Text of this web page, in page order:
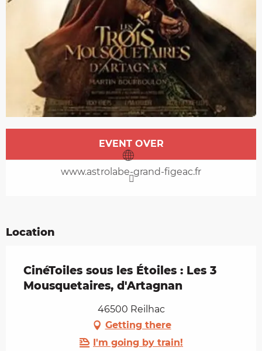
Opening hours & contact details
EVENT OVER
www.astrolabe-grand-figeac.fr
Location
CinéToiles sous les Étoiles : Les 3
Mousquetaires, d'Artagnan
46500 Reilhac
Getting there
I'm going by train!